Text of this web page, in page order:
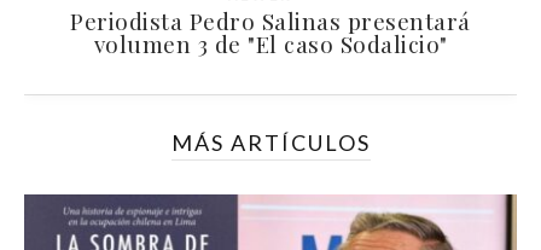
Periodista Pedro Salinas presentará
volumen 3 de "El caso Sodalicio"
MÁS ARTÍCULOS